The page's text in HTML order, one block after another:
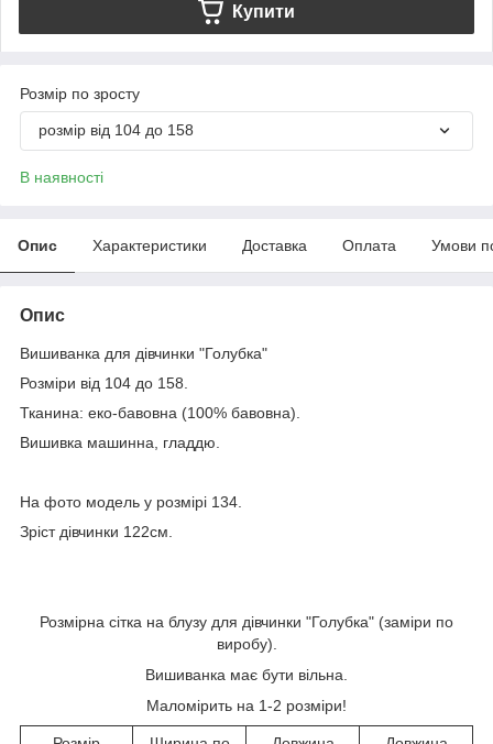
Купити
Розмір по зросту
розмір від 104 до 158
В наявності
Опис Характеристики Доставка Оплата Умови
Опис
Вишиванка для дівчинки "Голубка"
Розміри від 104 до 158.
Тканина: еко-бавовна (100% бавовна).
Вишивка машинна, гладдю.
На фото модель у розмірі 134.
Зріст дівчинки 122см.
Розмірна сітка на блузу для дівчинки "Голубка" (заміри по
виробу).
Вишиванка має бути вільна.
Маломірить на 1-2 розміри!